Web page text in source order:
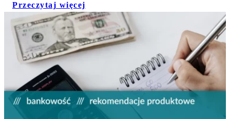
Przeczytaj więcej